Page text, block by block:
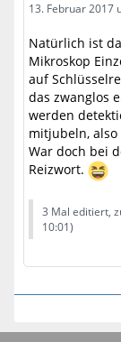
13. Februar 2017
Natürlich ist
Mikroskop
auf
das zwanglos
werden
mitjubeln, also
War doch bei
Reizwort.
3 Mal editiert,
10:01)